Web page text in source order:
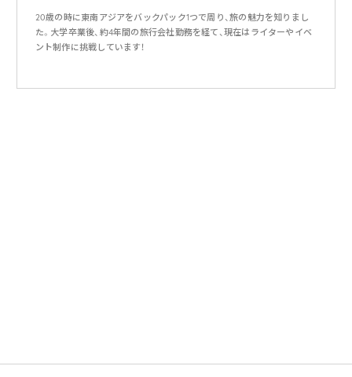
20歳の時に東南アジアをバックパック1つで周り、旅の魅力を知りまし
た。大学卒業後、約4年間の旅行会社勤務を経て、現在はライターやイベ
ント制作に挑戦しています！